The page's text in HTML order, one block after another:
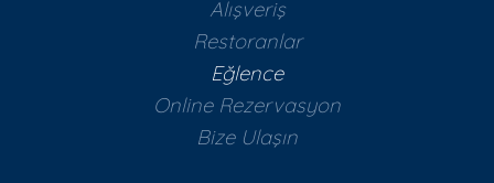
Alışveriş
Restoranlar
Eğlence
Online Rezervasyon
Bize Ulaşın